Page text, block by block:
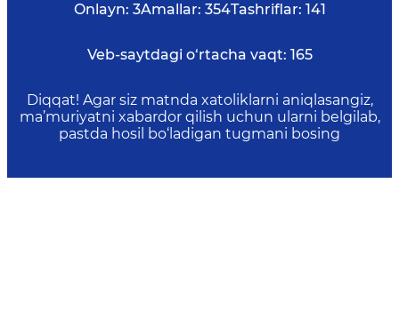
Onlayn: 3Amallar: 354Tashriflar: 141
Veb-saytdagi o‘rtacha vaqt: 165
Diqqat! Agar siz matnda xatoliklarni aniqlasangiz,
ma’muriyatni xabardor qilish uchun ularni belgilab,
pastda hosil bo‘ladigan tugmani bosing